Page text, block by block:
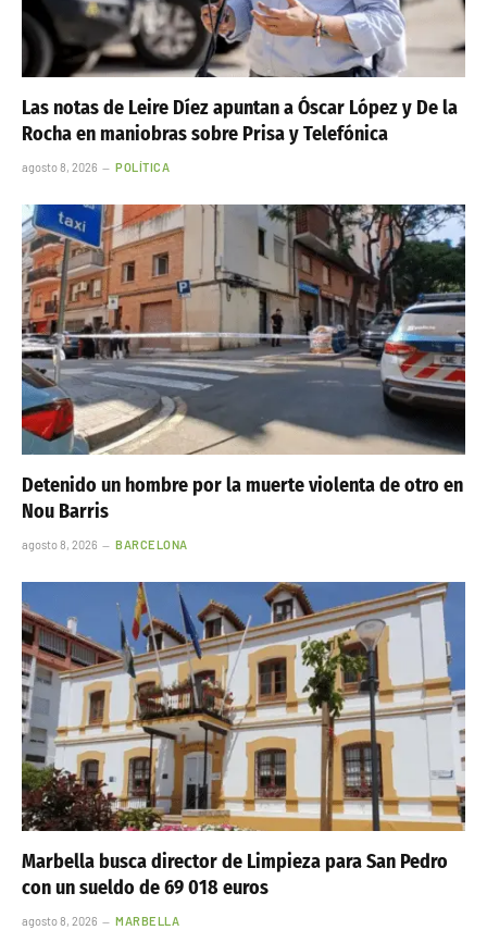
Las notas de Leire Díez apuntan a Óscar López y De la
Rocha en maniobras sobre Prisa y Telefónica
agosto 8, 2026 POLÍTICA
Detenido un hombre por la muerte violenta de otro en
Nou Barris
agosto 8, 2026 BARCELONA
Marbella busca director de Limpieza para San Pedro
con un sueldo de 69 018 euros
agosto 8, 2026 MARBELLA